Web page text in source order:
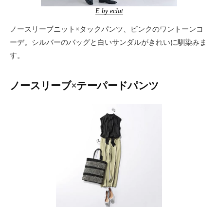
E by eclat
ノースリーブニット×タックパンツ、ピンクのワントーンコ
ーデ。シルバーのバッグと白いサンダルがきれいに馴染みま
す。
ノースリーブ×テーパードパンツ